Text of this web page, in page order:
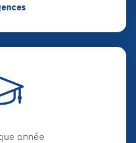
année